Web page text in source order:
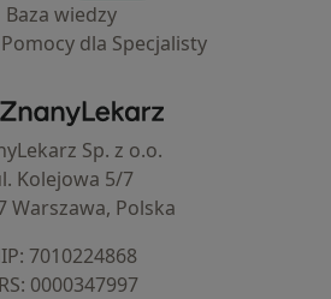
Baza wiedzy
dla Specjalisty
ZnanyLekarz - Strona główna
Sp. z o.o.
Kolejowa 5/7
Warszawa, Polska
⁠7010224868
⁠0000347997